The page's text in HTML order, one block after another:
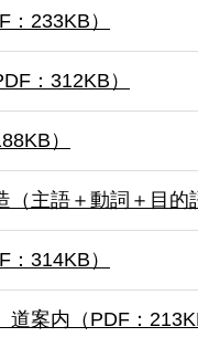
233KB）
：312KB）
）
（主語＋動詞＋目
314KB）
案内（PDF：